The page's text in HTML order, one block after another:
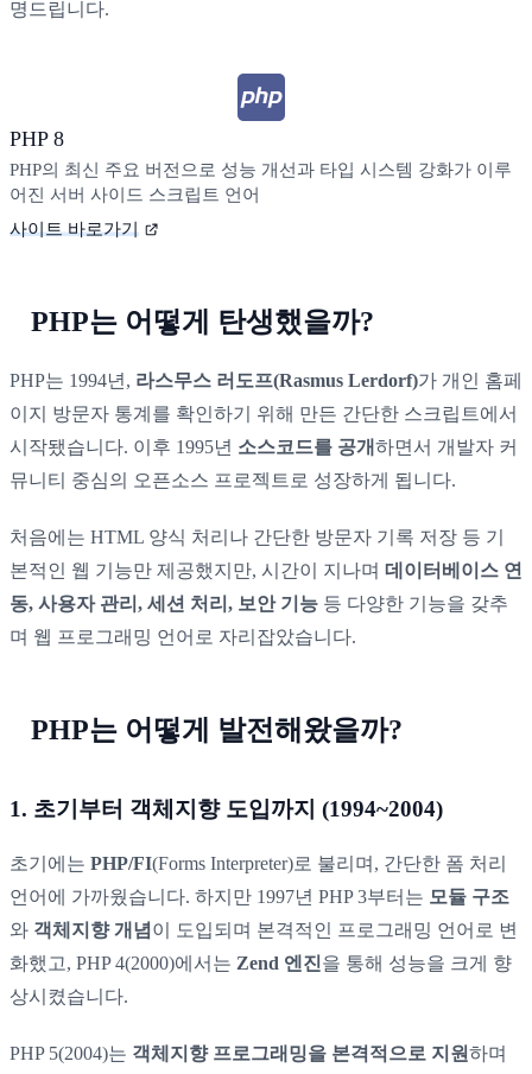
명드립니다.
PHP 8
PHP의 최신 주요 버전으로 성능 개선과 타입 시스템 강화가 이루
어진 서버 사이드 스크립트 언어
사이트 바로가기
PHP는 어떻게 탄생했을까?
PHP는 1994년, 라스무스 러도프(Rasmus Lerdorf)가 개인 홈페
이지 방문자 통계를 확인하기 위해 만든 간단한 스크립트에서
시작됐습니다. 이후 1995년 소스코드를 공개하면서 개발자 커
뮤니티 중심의 오픈소스 프로젝트로 성장하게 됩니다.
처음에는 HTML 양식 처리나 간단한 방문자 기록 저장 등 기
본적인 웹 기능만 제공했지만, 시간이 지나며 데이터베이스 연
동, 사용자 관리, 세션 처리, 보안 기능 등 다양한 기능을 갖추
며 웹 프로그래밍 언어로 자리잡았습니다.
PHP는 어떻게 발전해왔을까?
1. 초기부터 객체지향 도입까지 (1994~2004)
초기에는 PHP/FI(Forms Interpreter)로 불리며, 간단한 폼 처리
언어에 가까웠습니다. 하지만 1997년 PHP 3부터는 모듈 구조
와 객체지향 개념 이 도입되며 본격적인 프로그래밍 언어로 변
화했고, PHP 4(2000)에서는 Zend 엔진을 통해 성능을 크게 향
상시켰습니다.
PHP 5(2004)는 객체지향 프로그래밍을 본격적으로 지원하며